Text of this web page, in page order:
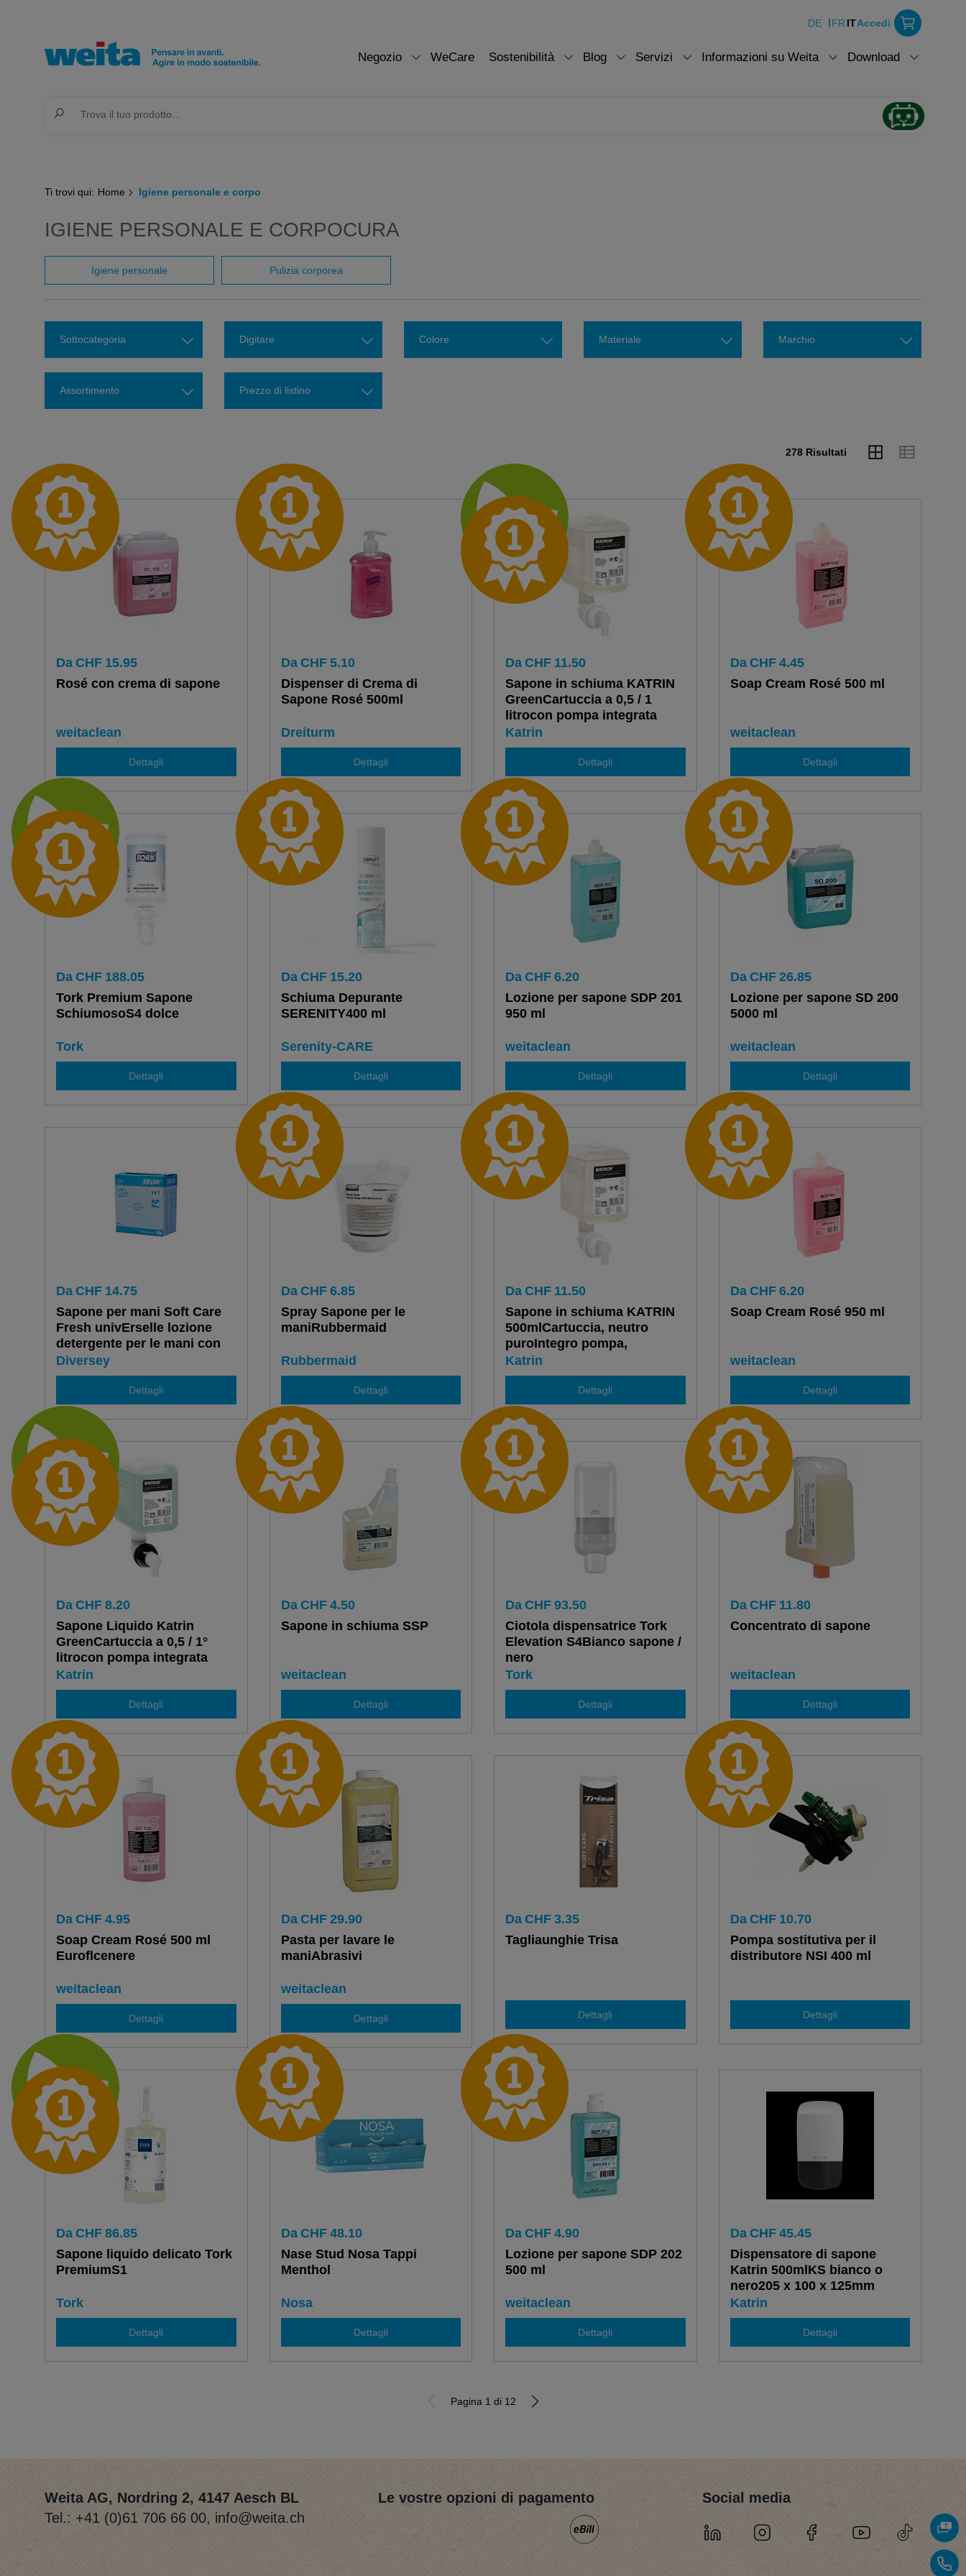
DE FR ITAccedi
Negozio WeCare Sostenibilità Blog Servizi Informazioni su Weita Download
Ti trovi qui: Home Igiene personale e corpo
IGIENE PERSONALE E CORPOCURA
Igiene personale Pulizia corporea
Sottocategoria Digitare Colore Materiale Marchio
Assortimento Prezzo di listino
278 Risultati
Da CHF 15.95
Rosé con crema di sapone
weitaclean
Dettagli
Da CHF 5.10
Dispenser di Crema di
Sapone Rosé 500ml
Dreiturm
Dettagli
Da CHF 11.50
Sapone in schiuma KATRIN
GreenCartuccia a 0,5 / 1
litrocon pompa integrata
Katrin
Dettagli
Da CHF 4.45
Soap Cream Rosé 500 ml
weitaclean
Dettagli
Da CHF 188.05
Tork Premium Sapone
SchiumosoS4 dolce
Tork
Dettagli
Da CHF 15.20
Schiuma Depurante
SERENITY400 ml
Serenity-CARE
Dettagli
Da CHF 6.20
Lozione per sapone SDP 201
950 ml
weitaclean
Dettagli
Da CHF 26.85
Lozione per sapone SD 200
5000 ml
weitaclean
Dettagli
Da CHF 14.75
Sapone per mani Soft Care
Fresh univErselle lozione
detergente per le mani con
DEFragranza Zentem
Diversey
Dettagli
Da CHF 6.85
Spray Sapone per le
maniRubbermaid
Rubbermaid
Dettagli
Da CHF 11.50
Sapone in schiuma KATRIN
500mlCartuccia, neutro
puroIntegro pompa,
Dispenser 722326/2
Katrin
Dettagli
Da CHF 6.20
Soap Cream Rosé 950 ml
weitaclean
Dettagli
Da CHF 8.20
Sapone Liquido Katrin
GreenCartuccia a 0,5 / 1°
litrocon pompa integrata
Katrin
Dettagli
Da CHF 4.50
Sapone in schiuma SSP
weitaclean
Dettagli
Da CHF 93.50
Ciotola dispensatrice Tork
Elevation S4Bianco sapone /
nero
Tork
Dettagli
Da CHF 11.80
Concentrato di sapone
weitaclean
Dettagli
Da CHF 4.95
Soap Cream Rosé 500 ml
Euroflcenere
weitaclean
Dettagli
Da CHF 29.90
Pasta per lavare le
maniAbrasivi
weitaclean
Dettagli
Da CHF 3.35
Tagliaunghie Trisa
Dettagli
Da CHF 10.70
Pompa sostitutiva per il
distributore NSI 400 ml
Dettagli
Da CHF 86.85
Sapone liquido delicato Tork
PremiumS1
Tork
Dettagli
Da CHF 48.10
Nase Stud Nosa Tappi
Menthol
Nosa
Dettagli
Da CHF 4.90
Lozione per sapone SDP 202
500 ml
weitaclean
Dettagli
Da CHF 45.45
Dispensatore di sapone
Katrin 500mlKS bianco o
nero205 x 100 x 125mm
Katrin
Dettagli
Pagina 1 di 12
Weita AG, Nordring 2, 4147 Aesch BL
Tel.: +41 (0)61 706 66 00, info@weita.ch
Le vostre opzioni di pagamento Social media